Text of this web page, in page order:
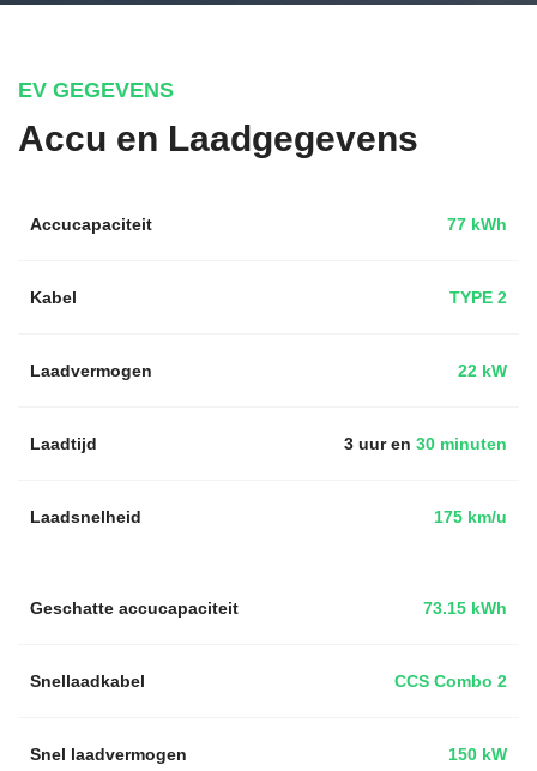
EV GEGEVENS
Accu en Laadgegevens
Accucapaciteit 77 kWh
Kabel TYPE 2
Laadvermogen 22 kW
Laadtijd 3 uur en 30 minuten
Laadsnelheid 175 km/u
73.15 kWh
Geschatte accucapaciteit
Snellaadkabel CCS Combo 2
Snel laadvermogen 150 kW